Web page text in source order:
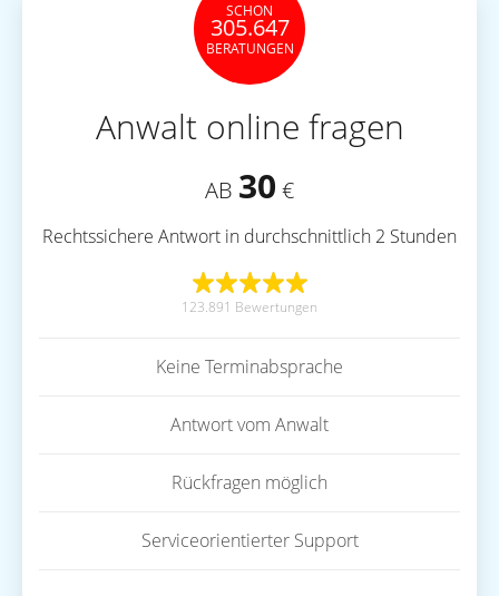
SCHON
305.647
BERATUNGEN
Anwalt online fragen
AB 30 €
Rechtssichere Antwort in durchschnittlich 2 Stunden
123.891 Bewertungen
Keine Terminabsprache
Antwort vom Anwalt
Rückfragen möglich
Serviceorientierter Support